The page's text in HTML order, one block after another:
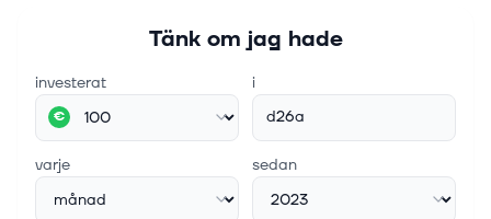
Tänk om jag hade
investerat
€
i
d26a
varje sedan